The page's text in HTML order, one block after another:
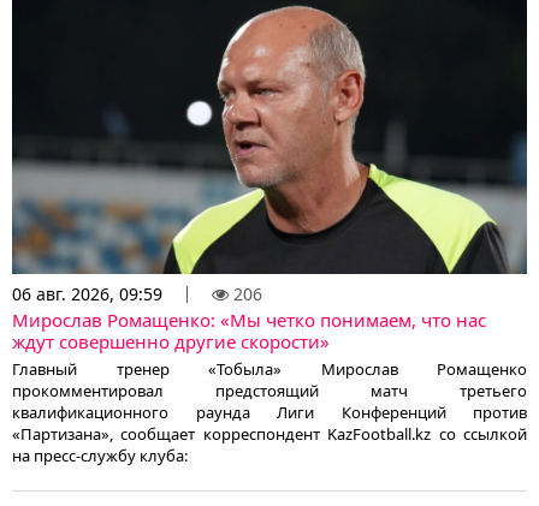
06 авг. 2026, 09:59 206
Мирослав Ромащенко: «Мы четко понимаем, что нас
ждут совершенно другие скорости»
Главный тренер «Тобыла» Мирослав Ромащенко
прокомментировал предстоящий матч третьего
квалификационного раунда Лиги Конференций против
«Партизана», сообщает корреспондент KazFootball.kz со ссылкой
на пресс-службу клуба: